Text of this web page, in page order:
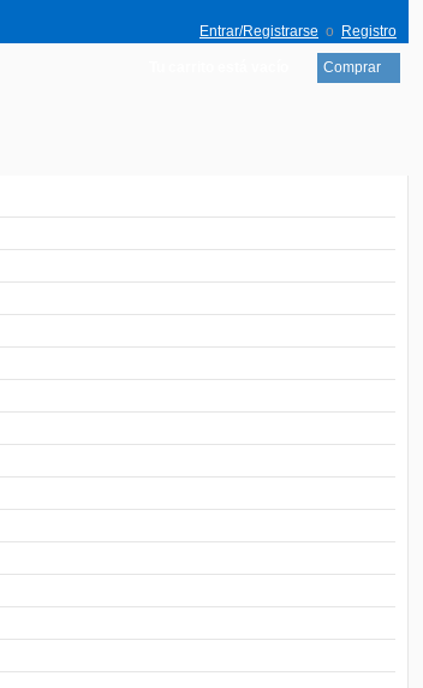
Entrar/Registrarse o Registro
Comprar